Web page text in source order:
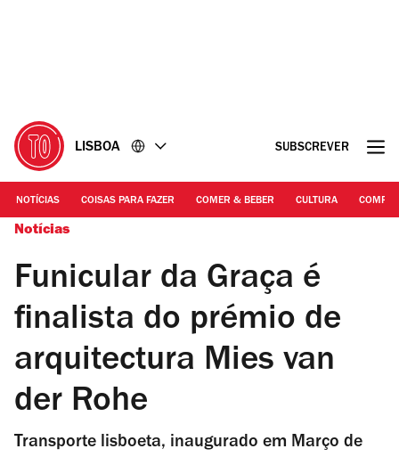
LISBOA SUBSCREVER
NOTÍCIAS COISAS PARA FAZER COMER & BEBER CULTURA
Notícias
Funicular da Graça é
finalista do prémio de
arquitectura Mies van
der Rohe
Transporte lisboeta, inaugurado em Março de